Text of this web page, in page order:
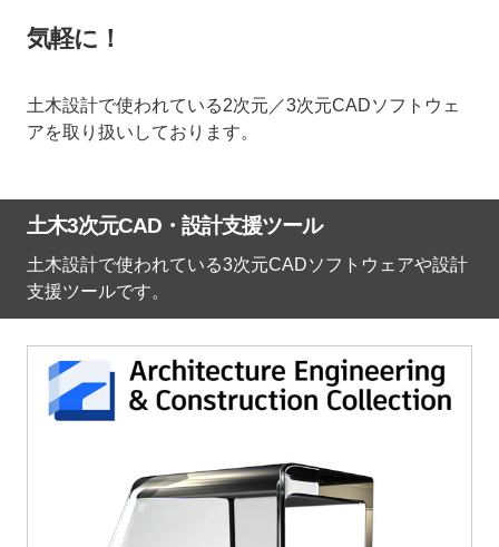
気軽に！
土木設計で使われている2次元／3次元CADソフトウェ
アを取り扱いしております。
土木3次元CAD・設計支援ツール
土木設計で使われている3次元CADソフトウェアや設計
支援ツールです。